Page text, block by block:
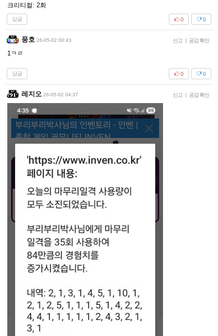
크리티컬: 2회
답글 0
0
풍호 26-05-02 00:43 신고 | 공감 확인
1ㅋㄹ
답글 0
0
레지오 26-05-02 04:37 신고 | 공감 확인